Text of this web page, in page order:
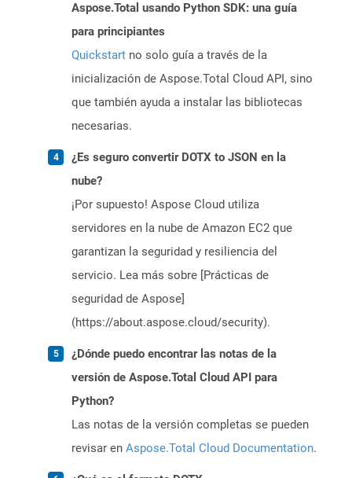
Aspose.Total usando Python SDK: una guía
para principiantes
Quickstart no solo guía a través de la
inicialización de Aspose.Total Cloud API, sino
que también ayuda a instalar las bibliotecas
necesarias.
¿Es seguro convertir DOTX to JSON en la
nube?
¡Por supuesto! Aspose Cloud utiliza
servidores en la nube de Amazon EC2 que
garantizan la seguridad y resiliencia del
servicio. Lea más sobre [Prácticas de
seguridad de Aspose]
(https://about.aspose.cloud/security).
¿Dónde puedo encontrar las notas de la
versión de Aspose.Total Cloud API para
Python?
Las notas de la versión completas se pueden
revisar en Aspose.Total Cloud Documentation.